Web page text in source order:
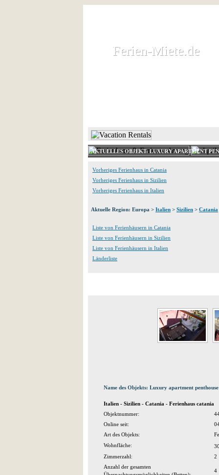
Ferien-Miete.de
Ferien-Miete.de
AKTUELLES OBJEKT: LUXURY APARTMENT
Vorheriges Ferienhaus in Catania
Vorheriges Ferienhaus in Sizilien
Vorheriges Ferienhaus in Italien
Aktuelle Region: Europa > Italien > Sizilien > Catania
Liste von Ferienhäusern in Catania
Liste von Ferienhäusern in Sizilien
Liste von Ferienhäusern in Italien
Länderliste
Name des Objekts: Luxury apartment
Italien - Sizilien - Catania - Ferienhaus catania
Objektnummer:
Online seit:
Art des Objekts:
Wohnfläche:
Zimmerzahl:
2
Anzahl der gesamten
4